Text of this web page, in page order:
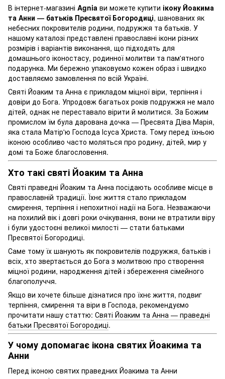
В інтернет-магазині Agnia ви можете купити ікону Йоакима
та Анни — батьків Пресвятої Богородиці, шанованих як
небесних покровителів родини, подружжя та батьків. У
нашому каталозі представлені православні ікони різних
розмірів і варіантів виконання, що підходять для
домашнього іконостасу, родинної молитви та пам'ятного
подарунка. Ми бережно упаковуємо кожен образ і швидко
доставляємо замовлення по всій Україні.
Святі Йоаким та Анна є прикладом міцної віри, терпіння і
довіри до Бога. Упродовж багатьох років подружжя не мало
дітей, однак не переставало вірити й молитися. За Божим
промислом їм була дарована дочка — Пресвята Діва Марія,
яка стала Матір'ю Господа Ісуса Христа. Тому перед їхньою
іконою особливо часто моляться про родину, дітей, мир у
домі та Боже благословення.
Хто такі святі Йоаким та Анна
Святі праведні Йоаким та Анна посідають особливе місце в
православній традиції. Їхнє життя стало прикладом
смирення, терпіння і непохитної надії на Бога. Незважаючи
на похилий вік і довгі роки очікування, вони не втратили віру
і були удостоєні великої милості — стати батьками
Пресвятої Богородиці.
Саме тому їх шанують як покровителів подружжя, батьків і
всіх, хто звертається до Бога з молитвою про створення
міцної родини, народження дітей і збереження сімейного
благополуччя.
Якщо ви хочете більше дізнатися про їхнє життя, подвиг
терпіння, смирення та віри в Господа, рекомендуємо
прочитати нашу статтю: Святі Йоаким та Анна — праведні
батьки Пресвятої Богородиці.
У чому допомагає ікона святих Йоакима та
Анни
Перед іконою святих праведних Йоакима та Анни